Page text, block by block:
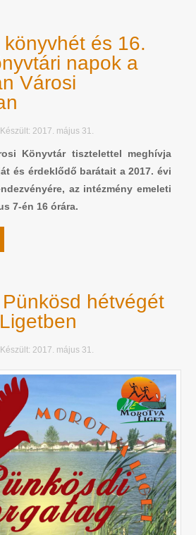
és 16.
napok a
Városi
Készült: 2017. május 31.
Könyvtár tisztelettel meghívja
és érdeklődő barátait a 2017. évi
az intézmény emeleti
7-én 16 órára.
hétvégét
Készült: 2017. május 31.